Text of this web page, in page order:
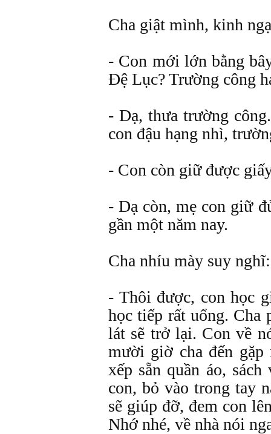
Cha giật mình, kinh
- Con mới lớn bằng
Đệ Lục? Trường công
- Dạ, thưa trường
con đậu hạng nhì,
- Con còn giữ được
- Dạ còn, mẹ con giữ
gần một năm nay.
Cha nhíu mày suy nghĩ:
- Thôi được, con học
học tiếp rất uổng. Cha
lát sẽ trở lại. Con về
mười giờ cha đến
xếp sẵn quần áo,
con, bỏ vào trong tay
sẽ giúp đỡ, đem con
Nhớ nhé, về nhà nói